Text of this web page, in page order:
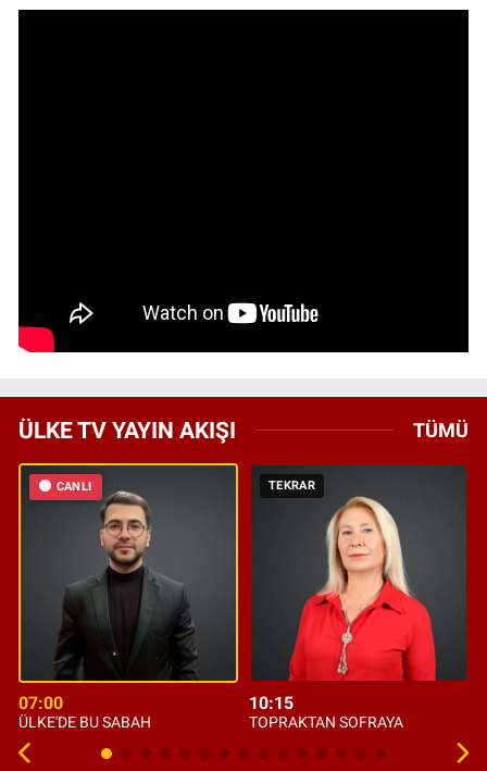
ÜLKE TV YAYIN AKIŞI TÜMÜ
CANLI
07:00
ÜLKE'DE BU SABAH
TEKRAR
10:15
TOPRAKTAN SOFRAYA